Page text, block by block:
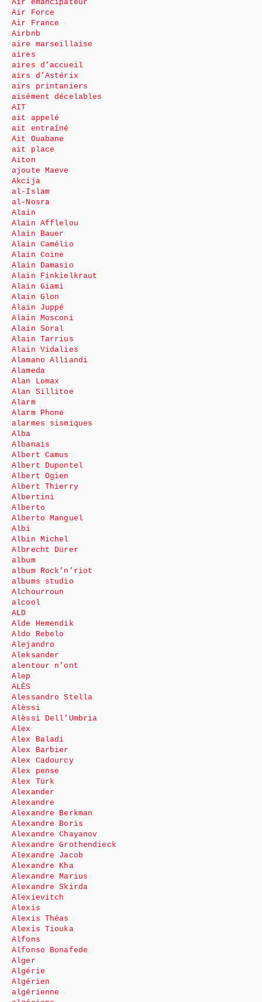
Air émancipateur
Air Force
Air France
Airbnb
aire marseillaise
aires
aires d’accueil
airs d’Astérix
airs printaniers
aisément décelables
AIT
ait appelé
ait entraîné
Ait Ouabane
ait place
Aiton
ajoute Maeve
Akcija
al-Islam
al-Nosra
Alain
Alain Afflelou
Alain Bauer
Alain Camélio
Alain Coine
Alain Damasio
Alain Finkielkraut
Alain Giami
Alain Glon
Alain Juppé
Alain Mosconi
Alain Soral
Alain Tarrius
Alain Vidalies
Alamano Alliandi
Alameda
Alan Lomax
Alan Sillitoe
Alarm
Alarm Phone
alarmes sismiques
Alba
Albanais
Albert Camus
Albert Dupontel
Albert Ogien
Albert Thierry
Albertini
Alberto
Alberto Manguel
Albi
Albin Michel
Albrecht Dürer
album
album Rock’n’riot
albums studio
Alchourroun
alcool
ALD
Alde Hemendik
Aldo Rebelo
Alejandro
Aleksander
alentour n’ont
Alep
ALÈS
Alessandro Stella
Alèssi
Alèssi Dell’Umbria
Alex
Alex Baladi
Alex Barbier
Alex Cadourcy
Alex pense
Alex Türk
Alexander
Alexandre
Alexandre Berkman
Alexandre Boris
Alexandre Chayanov
Alexandre Grothendieck
Alexandre Jacob
Alexandre Kha
Alexandre Marius
Alexandre Skirda
Alexievitch
Alexis
Alexis Théas
Alexis Tiouka
Alfons
Alfonso Bonafede
Alger
Algérie
Algérien
algérienne